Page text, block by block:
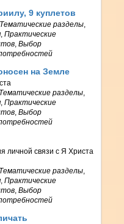
9 куплетов
Тематические разделы,
,Практические
,Выбор
на Земле
Тематические разделы,
,Практические
,Выбор
личной связи с Я Христа
Тематические разделы,
,Практические
,Выбор